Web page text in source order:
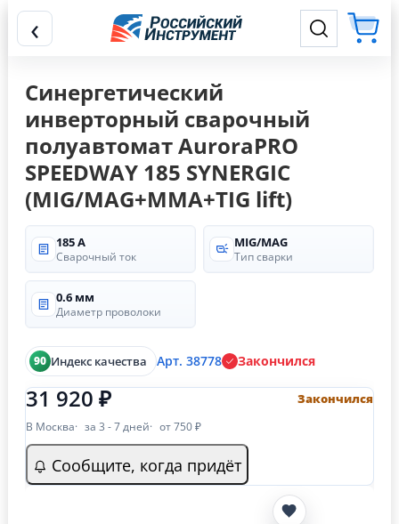
‹
Синергетический
инверторный сварочный
полуавтомат AuroraPRO
SPEEDWAY 185 SYNERGIC
(MIG/MAG+MMA+TIG lift)
185 А
Сварочный ток
MIG/MAG
Тип сварки
0.6 мм
Диаметр проволоки
90 Индекс качества Арт. 38778 Закончился
31 920 ₽ Закончился
В Москва за 3 - 7 дней от 750 ₽
Сообщите, когда придёт